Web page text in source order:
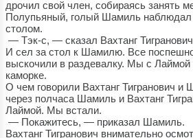
дрочил свой член, собираясь занять
Полупьяный, голый Шамиль наблюдал
столом.
— Тэк-с, — сказал Вахтанг
И сел за стол к Шамилю. Все
выскочили в раздевалку. Мы с
каморке.
О чем говорили Вахтанг Тигранович
через полчаса Шамиль и Вахтанг
Лаймой. Мы встали.
— Покажитесь, — приказал Шамиль.
Вахтанг Тигранович внимательно